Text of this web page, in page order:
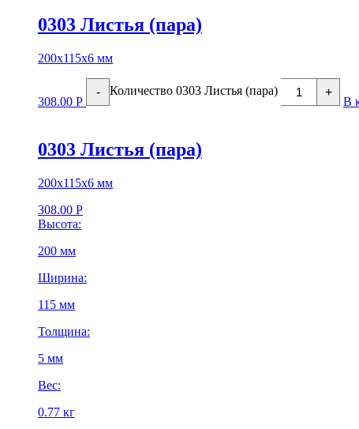
0303 Листья (пара)
200х115х6 мм
308.00 Р
- Количество 0303 Листья (пара) +
В
0303 Листья (пара)
200х115х6 мм
308.00 Р
Высота:
200 мм
Ширина:
115 мм
Толщина:
5 мм
Вес:
0.77 кг